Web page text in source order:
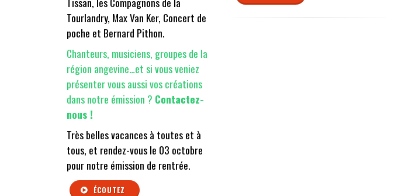
Tourlandry, Max Van Ker, Concert de
poche et Bernard Pithon.
Chanteurs, musiciens, groupes de la
région angevine…et si vous veniez
présenter vous aussi vos créations
dans notre émission ? Contactez-
nous !
Très belles vacances à toutes et à
tous, et rendez-vous le 03 octobre
pour notre émission de rentrée.
ÉCOUTEZ